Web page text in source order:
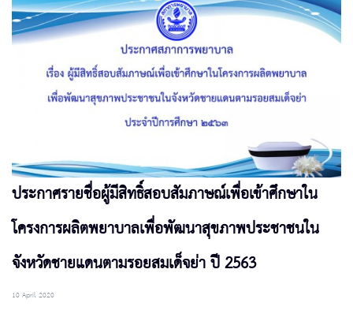
ประกาศรายชื่อผู้มีสิทธิ์สอบสัมภาษณ์เพื่อเข้าศึกษาใน
โครงการผลิตพยาบาลเพื่อพัฒนาสุขภาพประชาชนใน
จังหวัดชายแดนตามรอยสมเด็จย่า ปี 2563
10 April 2020